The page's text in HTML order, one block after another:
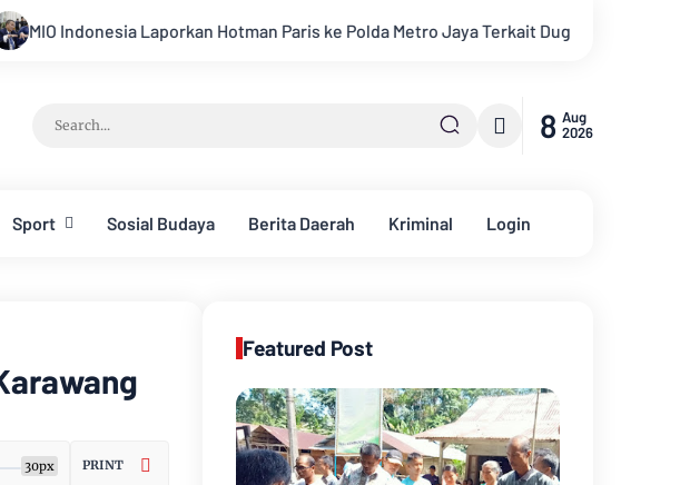
Paris ke Polda Metro Jaya Terkait Dugaan Penghinaan Profesi Wartawan
8 Aug
2026
Sport Sosial Budaya Berita Daerah Kriminal Login
30px PRINT
Featured Post